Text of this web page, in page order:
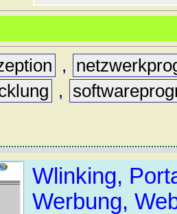
,
,
Wlinking,
Werbung,